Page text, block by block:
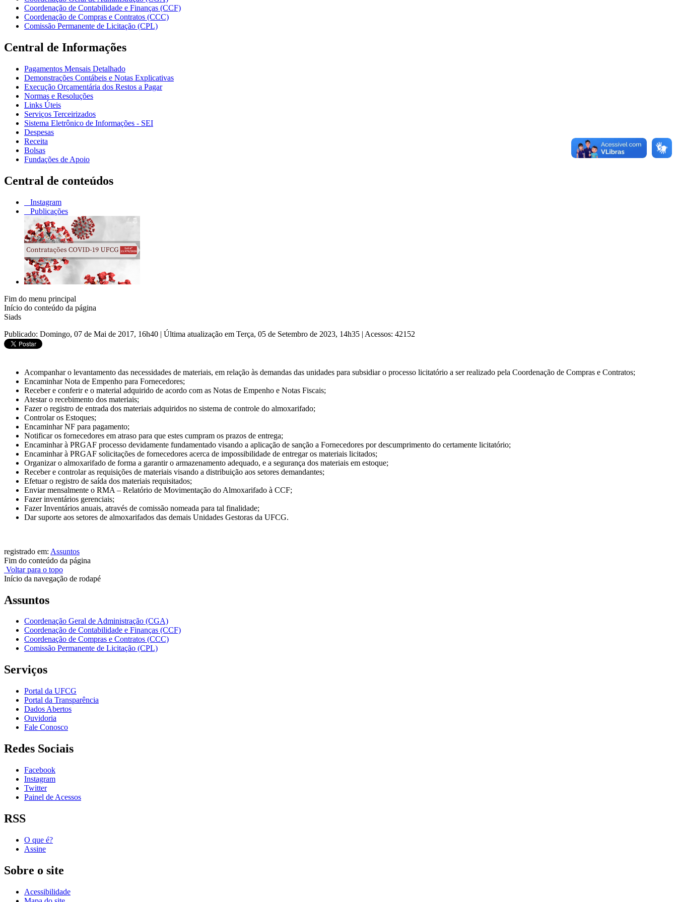
Coordenação de Contabilidade e Finanças (CCF)
Coordenação de Compras e Contratos (CCC)
Comissão Permanente de Licitação (CPL)
Central de Informações
Pagamentos Mensais Detalhado
Demonstrações Contábeis e Notas Explicativas
Execução Orçamentária dos Restos a Pagar
Normas e Resoluções
Links Úteis
Serviços Terceirizados
Sistema Eletrônico de Informações - SEI
Despesas
Receita
Bolsas
Fundações de Apoio
Central de conteúdos
Instagram
Publicações
Fim do menu principal
Início do conteúdo da página
Siads
Publicado: Domingo, 07 de Mai de 2017, 16h40 | Última atualização em Terça, 05 de Setembro de 2023, 14h35 | Acessos: 42152
Acompanhar o levantamento das necessidades de materiais, em relação às demandas das unidades para subsidiar o processo licitatório a ser realizado pela Coordenação de Compras e Contratos;
Encaminhar Nota de Empenho para Fornecedores;
Receber e conferir e o material adquirido de acordo com as Notas de Empenho e Notas Fiscais;
Atestar o recebimento dos materiais;
Fazer o registro de entrada dos materiais adquiridos no sistema de controle do almoxarifado;
Controlar os Estoques;
Encaminhar NF para pagamento;
Notificar os fornecedores em atraso para que estes cumpram os prazos de entrega;
Encaminhar à PRGAF processo devidamente fundamentado visando a aplicação de sanção a Fornecedores por descumprimento do certamente licitatório;
Encaminhar à PRGAF solicitações de fornecedores acerca de impossibilidade de entregar os materiais licitados;
Organizar o almoxarifado de forma a garantir o armazenamento adequado, e a segurança dos materiais em estoque;
Receber e controlar as requisições de materiais visando a distribuição aos setores demandantes;
Efetuar o registro de saída dos materiais requisitados;
Enviar mensalmente o RMA – Relatório de Movimentação do Almoxarifado à CCF;
Fazer inventários gerenciais;
Fazer Inventários anuais, através de comissão nomeada para tal finalidade;
Dar suporte aos setores de almoxarifados das demais Unidades Gestoras da UFCG.
registrado em: Assuntos
Fim do conteúdo da página
Voltar para o topo
Início da navegação de rodapé
Assuntos
Coordenação Geral de Administração (CGA)
Coordenação de Contabilidade e Finanças (CCF)
Coordenação de Compras e Contratos (CCC)
Comissão Permanente de Licitação (CPL)
Serviços
Portal da UFCG
Portal da Transparência
Dados Abertos
Ouvidoria
Fale Conosco
Redes Sociais
Facebook
Instagram
Twitter
Painel de Acessos
RSS
O que é?
Assine
Sobre o site
Acessibilidade